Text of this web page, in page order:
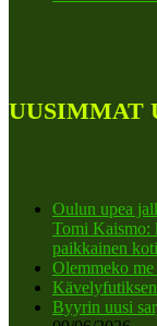
UUSIMMAT
Oulun upea
Tomi Kaismo:
paikkainen
Olemmeko
Kävelyfutiksen
Byyrin uusi